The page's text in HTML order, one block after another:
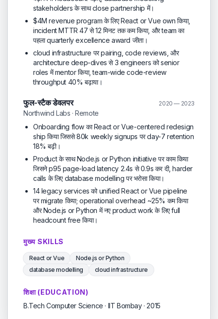
stakeholders के साथ close partnership में।
$4M revenue program के लिए React or Vue own किया,
incident MTTR 47 से 12 मिनट तक कम किया, और team का
पहला quarterly excellence award जीता।
cloud infrastructure पर pairing, code reviews, और
architecture deep-dives से 3 engineers को senior
roles में mentor किया, team-wide code-review
throughput 40% बढ़ाया।
फुल-स्टैक डेवलपर 2020 — 2023
Northwind Labs · Remote
Onboarding flow का React or Vue-centered redesign
ship किया जिससे 80k weekly signups पर day-7 retention
18% बढ़ी।
Product के साथ Node.js or Python initiative पर काम किया
जिसने p95 page-load latency 2.4s से 0.9s कर दी, harder
calls के लिए database modelling पर भरोसा किया।
14 legacy services को unified React or Vue pipeline
पर migrate किया; operational overhead ~25% कम किया
और Node.js or Python में नए product work के लिए full
headcount free किया।
मुख्य SKILLS
React or Vue
Node.js or Python
database modelling
cloud infrastructure
शिक्षा (EDUCATION)
B.Tech Computer Science · IIT Bombay · 2015